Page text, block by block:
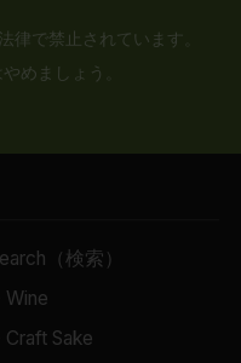
律で禁止されています。
めましょう。
（検索）
Wine
Craft Sake